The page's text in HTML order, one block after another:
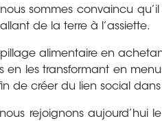
sommes convaincu
de la terre à l’assiette.
alimentaire en
en les transformant en
de créer du lien social
rejoignons aujourd’hui